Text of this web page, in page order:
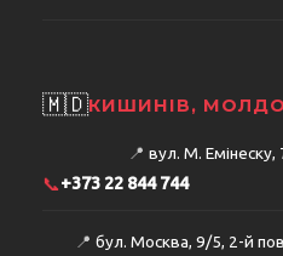
🇲🇩КИШИНІВ,
📍 вул. М.
📞+373 22 844 744
📍 бул. Москва, 9/5, 2-й